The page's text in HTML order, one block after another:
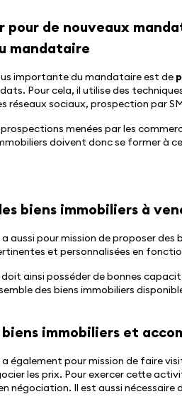
pour de nouveaux
mandataire
importante du mandataire est de
Pour cela, il utilise des
réseaux sociaux, prospection par
menées par les
doivent donc se former à
biens immobiliers à
aussi pour mission de proposer des
et personnalisées en
ainsi posséder de bonnes
des biens immobiliers
immobiliers et
également pour mission de faire
les prix. Pour exercer cette
négociation. Il est aussi